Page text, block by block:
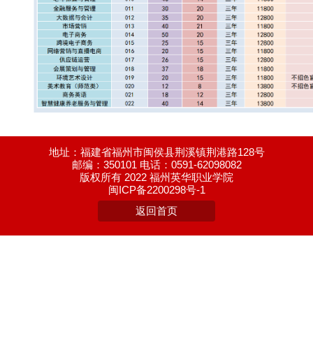
地址：福建省福州市闽侯县荆溪镇荆港路128号
邮编：350101 电话：0591-62098082
版权所有 2022 福州英华职业学院
闽ICP备2200298号-1
返回首页